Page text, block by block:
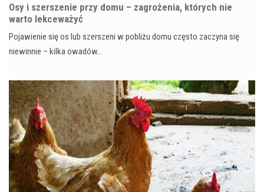
Osy i szerszenie przy domu – zagrożenia, których nie
warto lekceważyć
Pojawienie się os lub szerszeni w pobliżu domu często zaczyna się
niewinnie – kilka owadów…